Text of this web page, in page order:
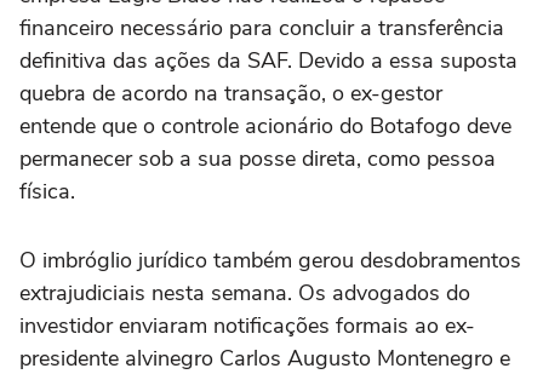
financeiro necessário para concluir a transferência
definitiva das ações da SAF. Devido a essa suposta
quebra de acordo na transação, o ex-gestor
entende que o controle acionário do Botafogo deve
permanecer sob a sua posse direta, como pessoa
física.
O imbróglio jurídico também gerou desdobramentos
extrajudiciais nesta semana. Os advogados do
investidor enviaram notificações formais ao ex-
presidente alvinegro Carlos Augusto Montenegro e